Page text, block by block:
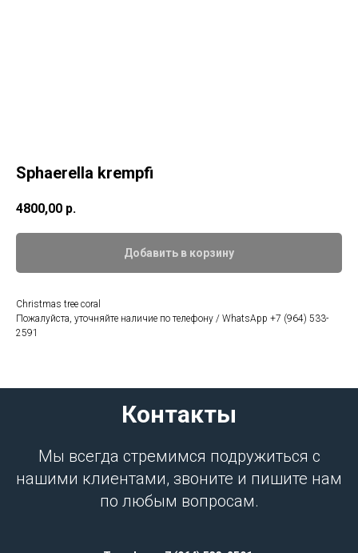
Sphaerella krempfi
4800,00 р.
Добавить в корзину
Christmas tree coral
Пожалуйста, уточняйте наличие по телефону / WhatsApp +7 (964) 533-
2591
Контакты
Мы всегда стремимся подружиться с
нашими клиентами, звоните и пишите нам
по любым вопросам.